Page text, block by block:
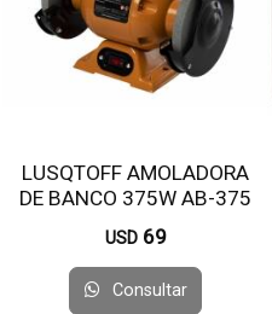
LUSQTOFF AMOLADORA
DE BANCO 375W AB-375
USD 69
Consultar